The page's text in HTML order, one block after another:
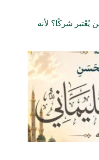
يُعْتبر شركًا؟ لأنه